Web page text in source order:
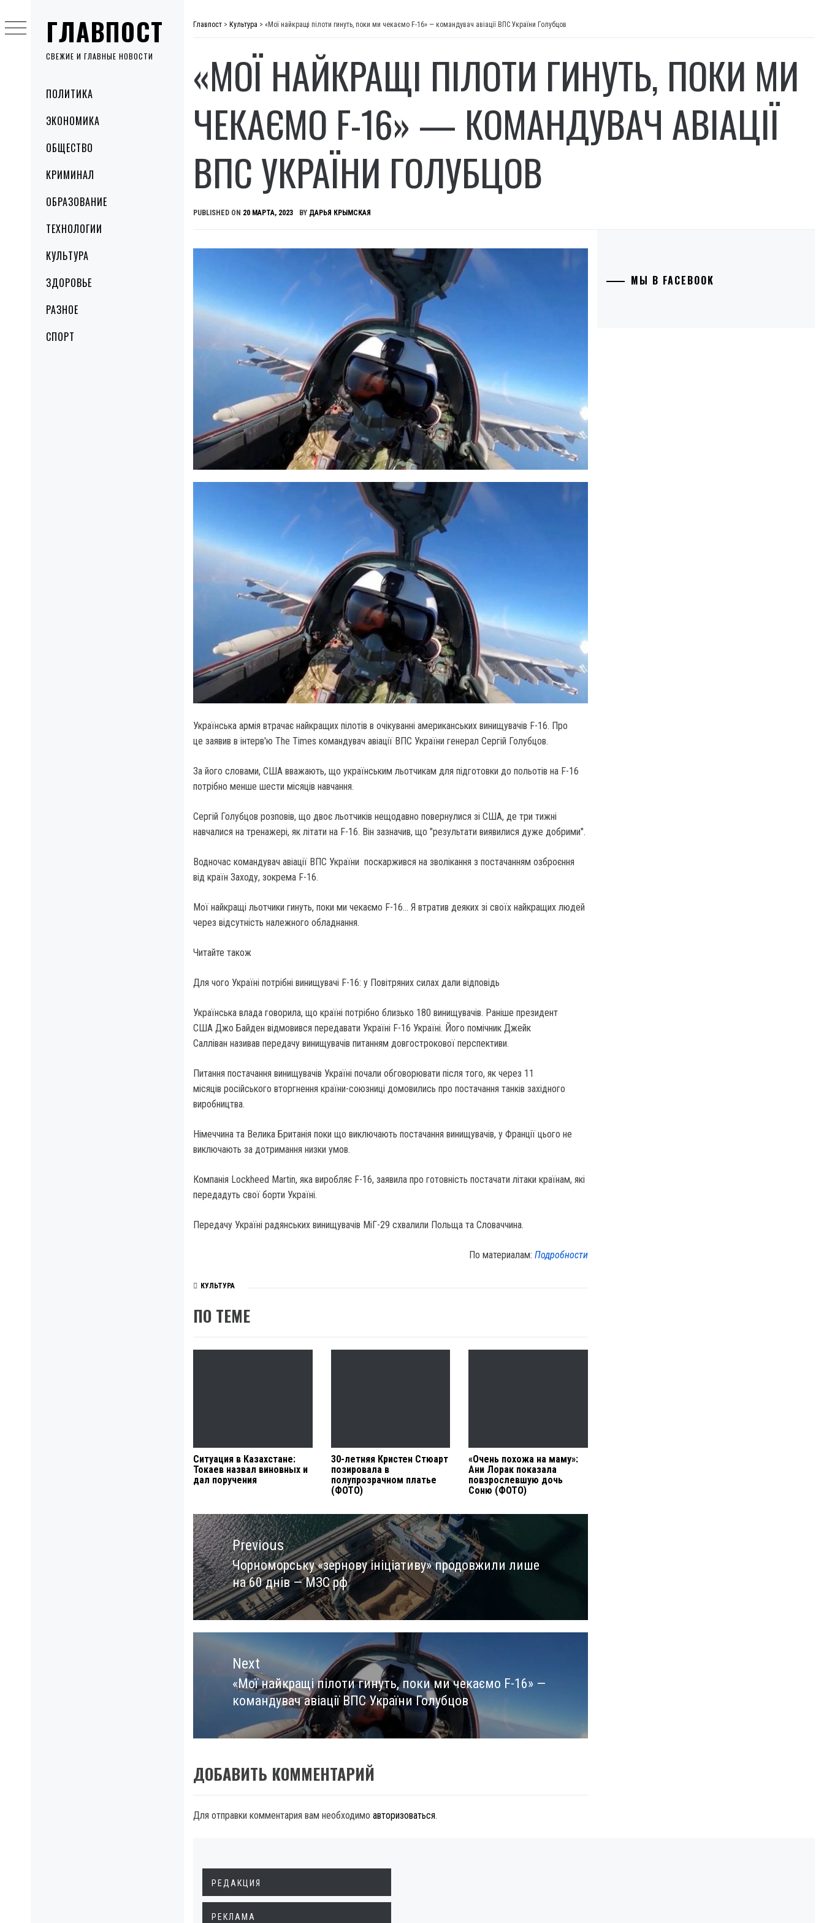
ГЛАВПОСТ
СВЕЖИЕ И ГЛАВНЫЕ НОВОСТИ
MenuПОЛИТИКА
ЭКОНОМИКА
ОБЩЕСТВО
КРИМИНАЛ
ОБРАЗОВАНИЕ
ТЕХНОЛОГИИ
КУЛЬТУРА
ЗДОРОВЬЕ
РАЗНОЕ
СПОРТ
to
content
Главпост > Культура > «Мої найкращі пілоти гинуть, поки ми чекаємо F-16» — командувач авіації ВПС України Голубцов
«МОЇ НАЙКРАЩІ ПІЛОТИ ГИНУТЬ, ПОКИ МИ
ЧЕКАЄМО F-16» — КОМАНДУВАЧ АВІАЦІЇ
ВПС УКРАЇНИ ГОЛУБЦОВ
PUBLISHED ON 20 МАРТА, 2023 BY ДАРЬЯ КРЫМСКАЯ
Українська армія втрачає найкращих пілотів в очікуванні американських винищувачів F-16. Про
це заявив в інтерв'ю The Times командувач авіації ВПС України генерал Сергій Голубцов.
За його словами, США вважають, що українським льотчикам для підготовки до польотів на F-16
потрібно менше шести місяців навчання.
Сергій Голубцов розповів, що двоє льотчиків нещодавно повернулися зі США, де три тижні
навчалися на тренажері, як літати на F-16. Він зазначив, що "результати виявилися дуже добрими".
Водночас командувач авіації ВПС України поскаржився на зволікання з постачанням озброєння
від країн Заходу, зокрема F-16.
Мої найкращі льотчики гинуть, поки ми чекаємо F-16… Я втратив деяких зі своїх найкращих людей
через відсутність належного обладнання.
Читайте також
Для чого Україні потрібні винищувачі F-16: у Повітряних силах дали відповідь
Українська влада говорила, що країні потрібно близько 180 винищувачів. Раніше президент
США Джо Байден відмовився передавати Україні F-16 Україні. Його помічник Джейк
Салліван називав передачу винищувачів питанням довгострокової перспективи.
Питання постачання винищувачів Україні почали обговорювати після того, як через 11
місяців російського вторгнення країни-союзниці домовились про постачання танків західного
виробництва.
Німеччина та Велика Британія поки що виключають постачання винищувачів, у Франції цього не
виключають за дотримання низки умов.
Компанія Lockheed Martin, яка виробляє F-16, заявила про готовність постачати літаки країнам, які
передадуть свої борти Україні.
Передачу Україні радянських винищувачів МіГ-29 схвалили Польща та Словаччина.
По материалам:Подробности
КУЛЬТУРА
ПО ТЕМЕ
Ситуация в Казахстане:
Токаев назвал виновных и
дал поручения
30-летняя Кристен Стюарт
позировала в
полупрозрачном платье
(ФОТО)
«Очень похожа на маму»:
Ани Лорак показала
повзрослевшую дочь
Соню (ФОТО)
Навигация
по
записямPrevious
Previous
post:
Чорноморську «зернову ініціативу» продовжили лише
на 60 днів — МЗС рф
Next
Next
post:
«Мої найкращі пілоти гинуть, поки ми чекаємо F-16» —
командувач авіації ВПС України Голубцов
ДОБАВИТЬ КОММЕНТАРИЙ
Для отправки комментария вам необходимо авторизоваться.
МЫ В FACEBOOK
РЕДАКЦИЯ
РЕКЛАМА